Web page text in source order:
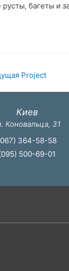
русты, багеты и
Project
Киев
Коновальца, 31
364-58-58
500-69-01